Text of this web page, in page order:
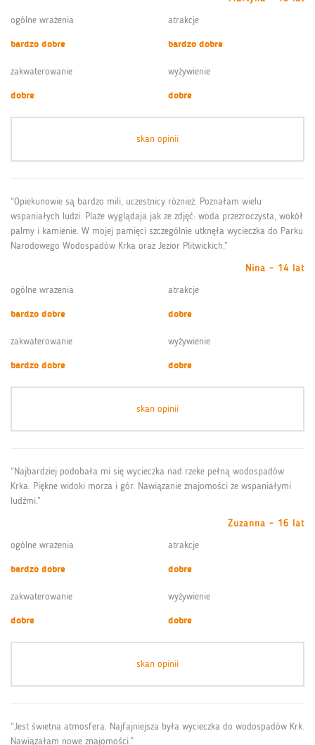
ogólne wrażenia
bardzo dobre
atrakcje
bardzo dobre
zakwaterowanie
dobre
wyżywienie
dobre
skan opinii
“Opiekunowie są bardzo mili, uczestnicy róznież. Poznałam wielu
wspaniałych ludzi. Plaże wyglądaja jak ze zdjęć: woda przezroczysta, wokół
palmy i kamienie. W mojej pamięci szczególnie utknęła wycieczka do Parku
Narodowego Wodospadów Krka oraz Jezior Plitwickich.”
Nina - 14 lat
ogólne wrażenia
bardzo dobre
atrakcje
dobre
zakwaterowanie
bardzo dobre
wyżywienie
dobre
skan opinii
“Najbardziej podobała mi się wycieczka nad rzeke pełną wodospadów
Krka. Piękne widoki morza i gór. Nawiązanie znajomości ze wspaniałymi
ludźmi.”
Zuzanna - 16 lat
ogólne wrażenia
bardzo dobre
atrakcje
dobre
zakwaterowanie
dobre
wyżywienie
dobre
skan opinii
“Jest świetna atmosfera. Najfajniejsza była wycieczka do wodospadów Krk.
Nawiązałam nowe znajomości.”